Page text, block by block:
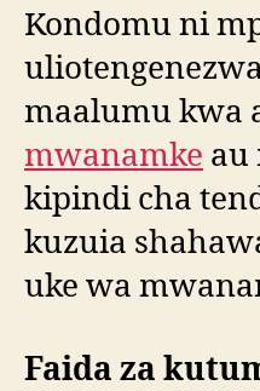
Kondomu ni
maalumu kwa
mwanamke au
kipindi cha
kuzuia
uke wa
Faida za